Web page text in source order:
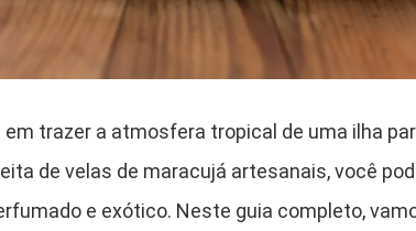
em trazer a atmosfera tropical de uma ilha
de velas de maracujá artesanais, você
e exótico. Neste guia completo,